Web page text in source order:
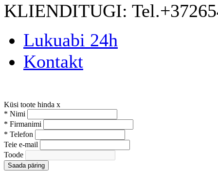
KLIENDITUGI:
Lukuabi 24h
Kontakt
Küsi toote hinda x
* Nimi
* Firmanimi
* Telefon
Teie e-mail
Toode